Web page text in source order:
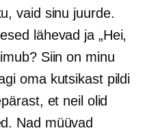
vaid sinu juurde.
lähevad ja „Hei,
Siin on minu
oma kutsikast pildi
et neil olid
Nad müüvad